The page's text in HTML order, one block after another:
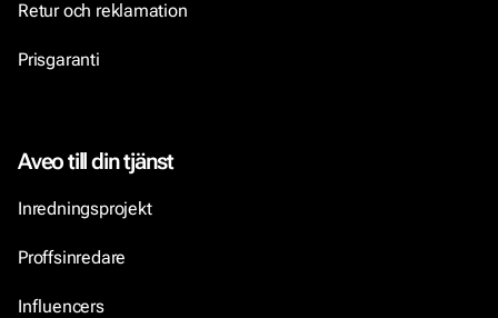
Retur och reklamation
Prisgaranti
Aveo till din tjänst
Inredningsprojekt
Proffsinredare
Influencers